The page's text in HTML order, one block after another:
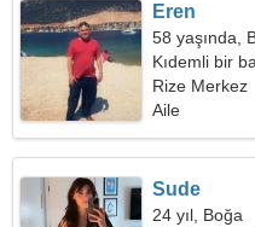
Eren
58 yaşında,
Kıdemli bir
Rize Merkez
Aile
Sude
24 yıl, Boğa